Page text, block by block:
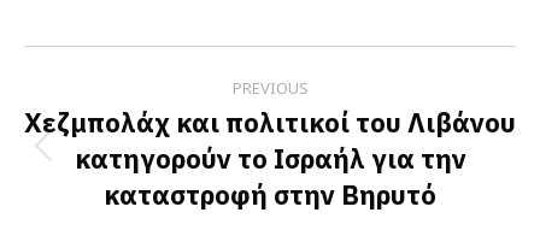
Facebook
X
LinkedIn
navigation
PREVIOUS
Previous
post:
Χεζμπολάχ και πολιτικοί του Λιβάνου
κατηγορούν το Ισραήλ για την
καταστροφή στην Βηρυτό